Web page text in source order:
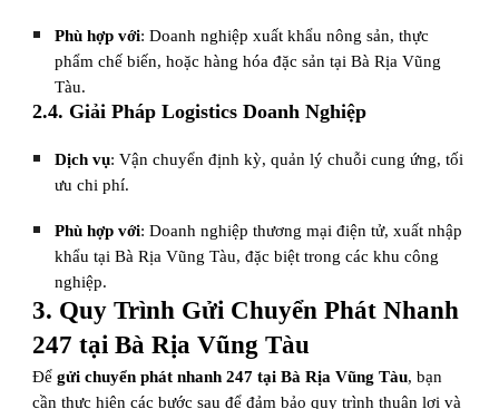
Phù hợp với: Doanh nghiệp xuất khẩu nông sản, thực
phẩm chế biến, hoặc hàng hóa đặc sản tại Bà Rịa Vũng
Tàu.
2.4. Giải Pháp Logistics Doanh Nghiệp
Dịch vụ: Vận chuyển định kỳ, quản lý chuỗi cung ứng, tối
ưu chi phí.
Phù hợp với: Doanh nghiệp thương mại điện tử, xuất nhập
khẩu tại Bà Rịa Vũng Tàu, đặc biệt trong các khu công
nghiệp.
3. Quy Trình Gửi Chuyển Phát Nhanh
247 tại Bà Rịa Vũng Tàu
Đểgửi chuyển phát nhanh 247 tại Bà Rịa Vũng Tàu, bạn
cần thực hiện các bước sau để đảm bảo quy trình thuận lợi và